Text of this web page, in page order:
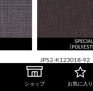
PE
【春
JPS2-K123018-92
【パターンオー
ARSE
ショップ お気に入り